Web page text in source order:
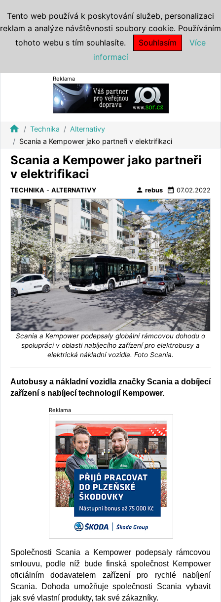
Reklama
home Technika
Alternativy
Scania a Kempower jako partneři v elektrifikaci
Scania a Kempower jako partneři
v elektrifikaci
TECHNIKA - ALTERNATIVY person rebus date_range 07.02.2022
Scania a Kempower podepsaly globální rámcovou dohodu o
spolupráci v oblasti nabíjecího zařízení pro elektrobusy a
elektrická nákladní vozidla. Foto Scania.
Autobusy a nákladní vozidla značky Scania a dobíjecí
zařízení s nabíjecí technologií Kempower.
Reklama
Společnosti Scania a Kempower podepsaly rámcovou
smlouvu, podle níž bude finská společnost Kempower
oficiálním dodavatelem zařízení pro rychlé nabíjení
Scania. Dohoda umožňuje společnosti Scania vybavit
jak své vlastní produkty, tak své zákazníky.
Tento web používá k poskytování služeb, personalizaci
reklam a analýze návštěvnosti soubory cookie. Používáním
tohoto webu s tím souhlasíte.
Souhlasím
Více
informací